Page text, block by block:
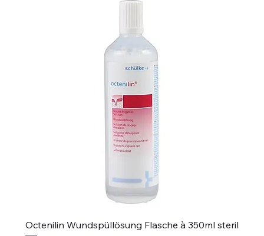
Octenilin Wundspüllösung Flasche à 350ml steril